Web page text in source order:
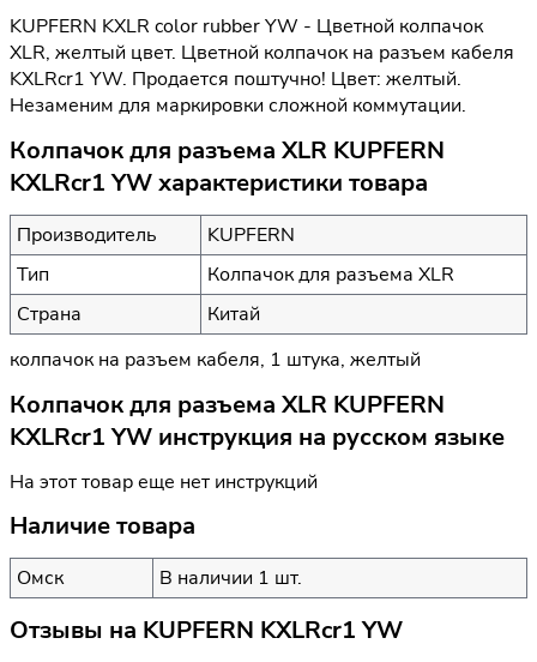
KUPFERN KXLR color rubber YW - Цветной колпачок
XLR, желтый цвет. Цветной колпачок на разъем кабеля
KXLRcr1 YW. Продается поштучно! Цвет: желтый.
Незаменим для маркировки сложной коммутации.
Колпачок для разъема XLR KUPFERN
KXLRcr1 YW характеристики товара
Производитель
KUPFERN
Тип
Колпачок для разъема XLR
Страна
Китай
колпачок на разъем кабеля, 1 штука, желтый
Колпачок для разъема XLR KUPFERN
KXLRcr1 YW инструкция на русском языке
На этот товар еще нет инструкций
Наличие товара
Омск В наличии 1 шт.
Отзывы на KUPFERN KXLRcr1 YW